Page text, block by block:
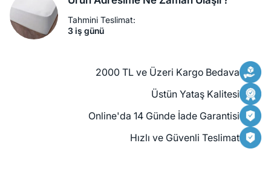
Tahmini Teslimat:
3 iş günü
2000 TL ve Üzeri Kargo Bedava
Üstün Yataş Kalitesi
Online'da 14 Günde İade Garantisi
Hızlı ve Güvenli Teslimat